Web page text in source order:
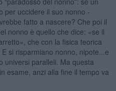
per uccidere il suo nonno -
fatto a nascere? Che poi il
nonno è quello che dice: «se il
che con la fisica teorica
si risparmiano nonno, nipote...e
universi paralleli. Ma questa
esame, anzi alla fine il tempo va